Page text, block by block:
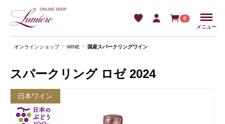
0
メニュー
オンラインショップ WINE 国産スパークリングワイン
スパークリング ロゼ 2024
日本ワイン